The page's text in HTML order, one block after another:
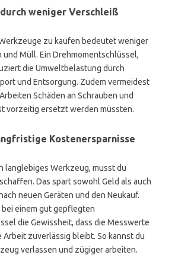
weniger Verschleiß
zu kaufen bedeutet weniger
Müll. Ein Drehmomentschlüssel,
die Umweltbelastung durch
und Entsorgung. Zudem vermeidest
Schäden an Schrauben und
vorzeitig ersetzt werden müssten.
Kostenersparnisse
langlebiges Werkzeug, musst du
Das spart sowohl Geld als auch
neuen Geräten und den Neukauf.
einem gut gepflegten
die Gewissheit, dass die Messwerte
Arbeit zuverlässig bleibt. So kannst du
verlassen und zügiger arbeiten.